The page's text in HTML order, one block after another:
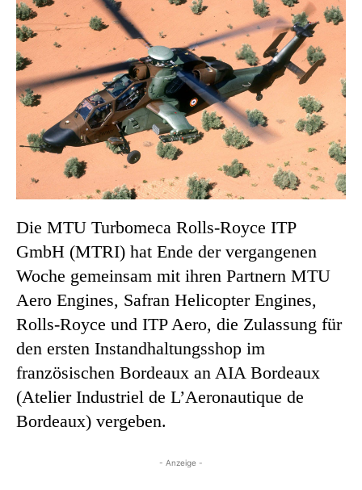
Die MTU Turbomeca Rolls-Royce ITP
GmbH (MTRI) hat Ende der vergangenen
Woche gemeinsam mit ihren Partnern MTU
Aero Engines, Safran Helicopter Engines,
Rolls-Royce und ITP Aero, die Zulassung für
den ersten Instandhaltungsshop im
französischen Bordeaux an AIA Bordeaux
(Atelier Industriel de L’Aeronautique de
Bordeaux) vergeben.
- Anzeige -